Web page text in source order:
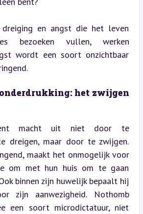
dreiging en angst die het leven
bezoeken vullen, werken
wordt een soort onzichtbaar
het zwijgen
macht uit niet door te
dreigen, maar door te zwijgen.
maakt het onmogelijk voor
om met hun huis om te gaan
binnen zijn huwelijk bepaalt hij
zijn aanwezigheid. Nothomb
een soort microdictatuur, niet